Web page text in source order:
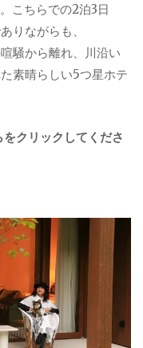
。こちらでの2泊3日
りながらも、
騒から離れ、川沿い
素晴らしい5つ星ホテ
クリックしてくださ